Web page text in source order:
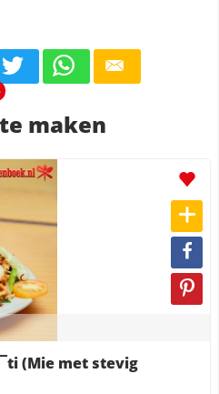
maken
(Mie met stevig